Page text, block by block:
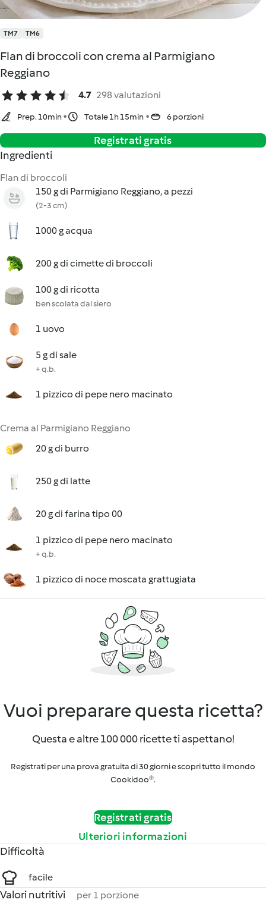
TM7 TM6
Flan di broccoli con crema al Parmigiano
Reggiano
4.7 298 valutazioni
Prep. 10min Totale 1h 15min 6 porzioni
Registrati gratis
Ingredienti
Flan di broccoli
150 g di Parmigiano Reggiano, a pezzi
(2-3 cm)
1000 g acqua
200 g di cimette di broccoli
100 g di ricotta
ben scolata dal siero
1 uovo
5 g di sale
+ q.b.
1 pizzico di pepe nero macinato
Crema al Parmigiano Reggiano
20 g di burro
250 g di latte
20 g di farina tipo 00
1 pizzico di pepe nero macinato
+ q.b.
1 pizzico di noce moscata grattugiata
Vuoi preparare questa ricetta?
Questa e altre 100 000 ricette ti aspettano!
Registrati per una prova gratuita di 30 giorni e scopri tutto il mondo
Cookidoo®.
Registrati gratis
Ulteriori informazioni
Difficoltà
facile
Valori nutritivi per 1 porzione